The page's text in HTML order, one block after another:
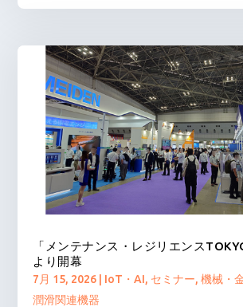
「メンテナンス・レジリエンス
より開幕
7月 15, 2026 IoT・AI, セミナー,機械・
潤滑関連機器